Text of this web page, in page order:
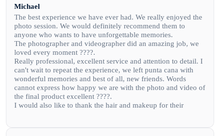
Michael
The best experience we have ever had. We really enjoyed the
photo session. We would definitely recommend them to
anyone who wants to have unforgettable memories.
The photographer and videographer did an amazing job, we
loved every moment ????.
Really professional, excellent service and attention to detail. I
can't wait to repeat the experience, we left punta cana with
wonderful memories and best of all, new friends. Words
cannot express how happy we are with the photo and video of
the final product excellent ????.
I would also like to thank the hair and makeup for their